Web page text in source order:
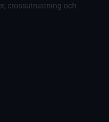
crossutrustning och